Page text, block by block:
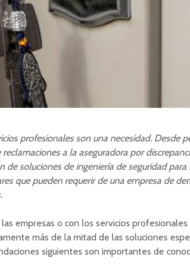
profesionales son una necesidad. Desde
reclamaciones a la aseguradora por
de soluciones de ingeniería de seguridad
que pueden requerir de una empresa de
empresas o con los servicios
más de la mitad de las soluciones
siguientes son importantes de